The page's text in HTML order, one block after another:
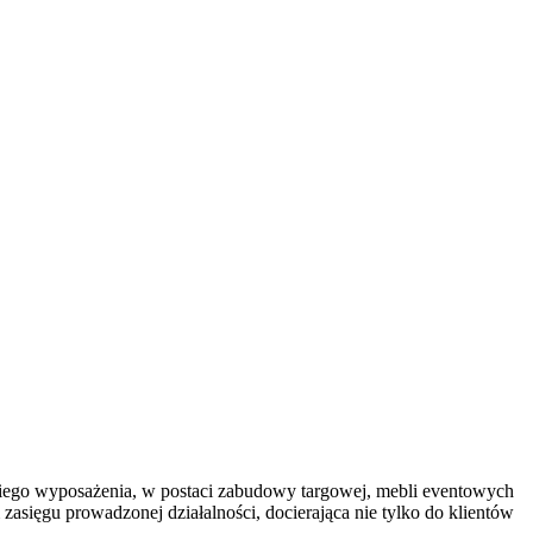
wyposażenia, w postaci zabudowy targowej, mebli eventowych
prowadzonej działalności, docierająca nie tylko do klientów